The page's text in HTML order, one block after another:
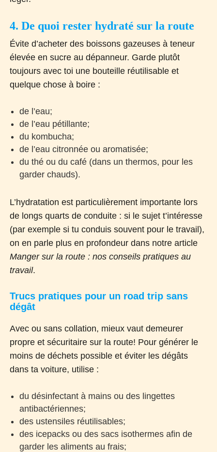
4. De quoi rester hydraté sur la route
Évite d’acheter des boissons gazeuses à teneur
élevée en sucre au dépanneur. Garde plutôt
toujours avec toi une bouteille réutilisable et
quelque chose à boire :
de l’eau;
de l’eau pétillante;
du kombucha;
de l’eau citronnée ou aromatisée;
du thé ou du café (dans un thermos, pour les
garder chauds).
L’hydratation est particulièrement importante lors
de longs quarts de conduite : si le sujet t’intéresse
(par exemple si tu conduis souvent pour le travail),
on en parle plus en profondeur dans notre article
Manger sur la route : nos conseils pratiques au
travail.
Trucs pratiques pour un road trip sans
dégât
Avec ou sans collation, mieux vaut demeurer
propre et sécuritaire sur la route! Pour générer le
moins de déchets possible et éviter les dégâts
dans ta voiture, utilise :
du désinfectant à mains ou des lingettes
antibactériennes;
des ustensiles réutilisables;
des icepacks ou des sacs isothermes afin de
garder les aliments au frais;